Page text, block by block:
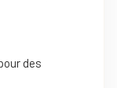
des